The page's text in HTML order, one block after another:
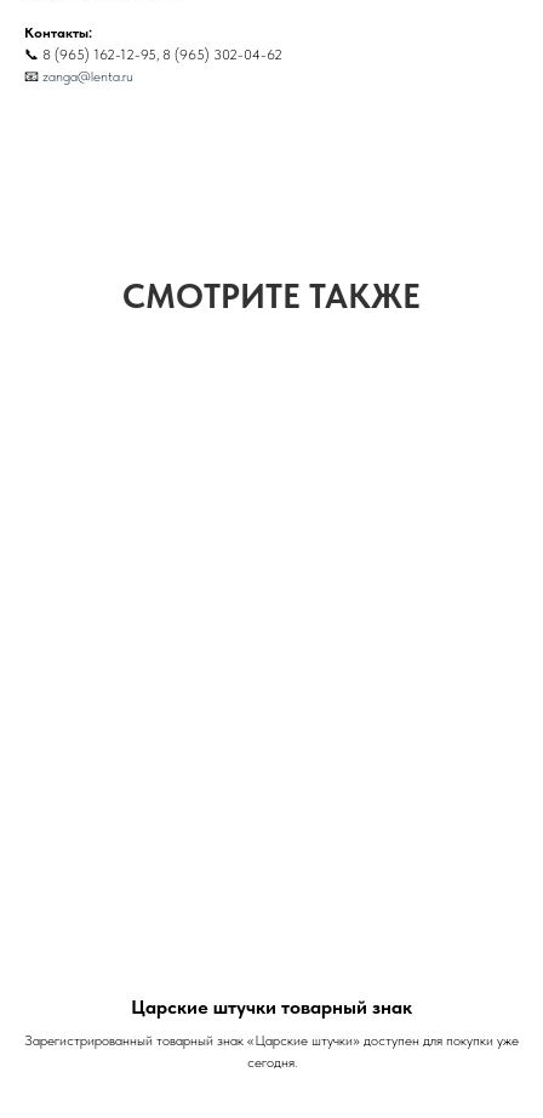
Контакты:
📞 8 (965) 162-12-95, 8 (965) 302-04-62
📧 zanga@lenta.ru
СМОТРИТЕ ТАКЖЕ
Царские штучки товарный знак
Зарегистрированный товарный знак «Царские штучки» доступен для покупки уже
сегодня.